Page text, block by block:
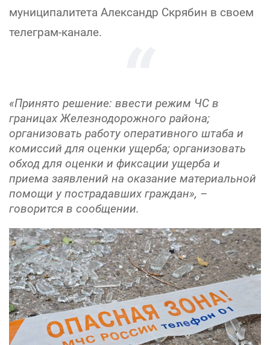
муниципалитета Александр Скрябин в своем
телеграм-канале.
«Принято решение: ввести режим ЧС в
границах Железнодорожного района;
организовать работу оперативного штаба и
комиссий для оценки ущерба; организовать
обход для оценки и фиксации ущерба и
приема заявлений на оказание материальной
помощи у пострадавших граждан», –
говорится в сообщении.